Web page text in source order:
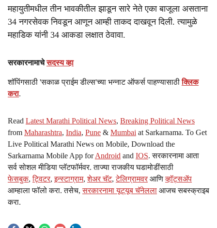
महायुतीमधील तीन भावकीतील झाडून सारे नेते एका बाजूला असताना
34 नगरसेवक निवडून आणून आम्ही ताकद दाखवून दिली. त्यामुळे
महाडिक यांनी 34 आकडा लक्षात ठेवावा.
सरकारनामाचेसदस्य व्हा
शॉपिंगसाठी 'सकाळ प्राईम डील्स'च्या भन्नाट ऑफर्स पाहण्यासाठीक्लिक
करा.
Read Latest Marathi Political News, Breaking Political News
from Maharashtra, India, Pune & Mumbai at Sarkarnama. To Get
Live Political Marathi News on Mobile, Download the
Sarkarnama Mobile App forAndroid and IOS. सरकारनामा आता
सर्व सोशल मीडिया प्लॅटफॉर्मवर. ताज्या राजकीय घडामोडींसाठी
फेसबुक,ट्विटर,इन्स्टाग्राम,शेअर चॅट,टेलिग्रामवर आणिव्हॉट्सॲप
आम्हाला फॉलो करा. तसेच,सरकारनामा यूट्यूब चॅनेलला आजच सबस्क्राइब
करा.